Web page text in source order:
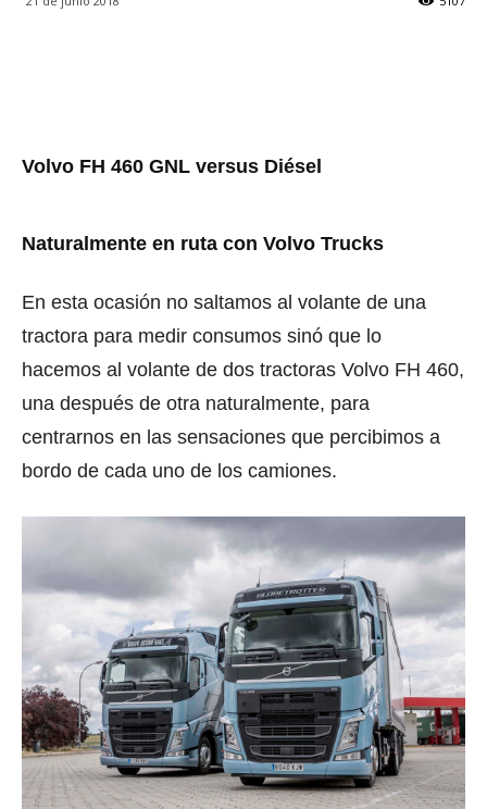
Volvo FH 460 GNL versus Diésel
Naturalmente en ruta con Volvo Trucks
En esta ocasión no saltamos al volante de una
tractora para medir consumos sinó que lo
hacemos al volante de dos tractoras Volvo FH 460,
una después de otra naturalmente, para
centrarnos en las sensaciones que percibimos a
bordo de cada uno de los camiones.